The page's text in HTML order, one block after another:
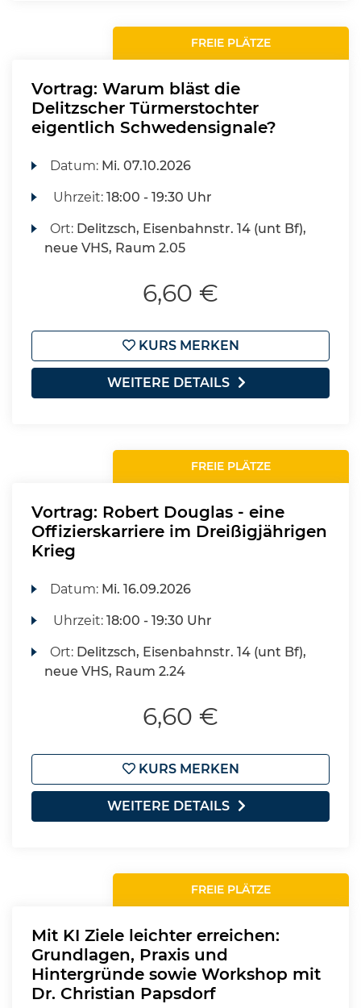
FREIE PLÄTZE
Vortrag: Warum bläst die
Delitzscher Türmerstochter
eigentlich Schwedensignale?
Datum: Mi. 07.10.2026
Uhrzeit:18:00 - 19:30 Uhr
Ort: Delitzsch, Eisenbahnstr. 14 (unt Bf),
neue VHS, Raum 2.05
6,60 €
KURS MERKEN
WEITERE DETAILS
FREIE PLÄTZE
Vortrag: Robert Douglas - eine
Offizierskarriere im Dreißigjährigen
Krieg
Datum: Mi. 16.09.2026
Uhrzeit:18:00 - 19:30 Uhr
Ort: Delitzsch, Eisenbahnstr. 14 (unt Bf),
neue VHS, Raum 2.24
6,60 €
KURS MERKEN
WEITERE DETAILS
FREIE PLÄTZE
Mit KI Ziele leichter erreichen:
Grundlagen, Praxis und
Hintergründe sowie Workshop mit
Dr. Christian Papsdorf